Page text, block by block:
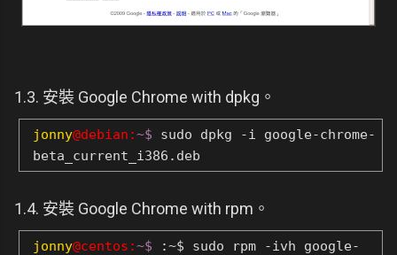
1.3. 安裝 Google Chrome with dpkg。
jonny@debian:~$ sudo dpkg -i google-chrome-
beta_current_i386.deb
1.4. 安裝 Google Chrome with rpm。
jonny@centos:~$ :~$ sudo rpm -ivh google-